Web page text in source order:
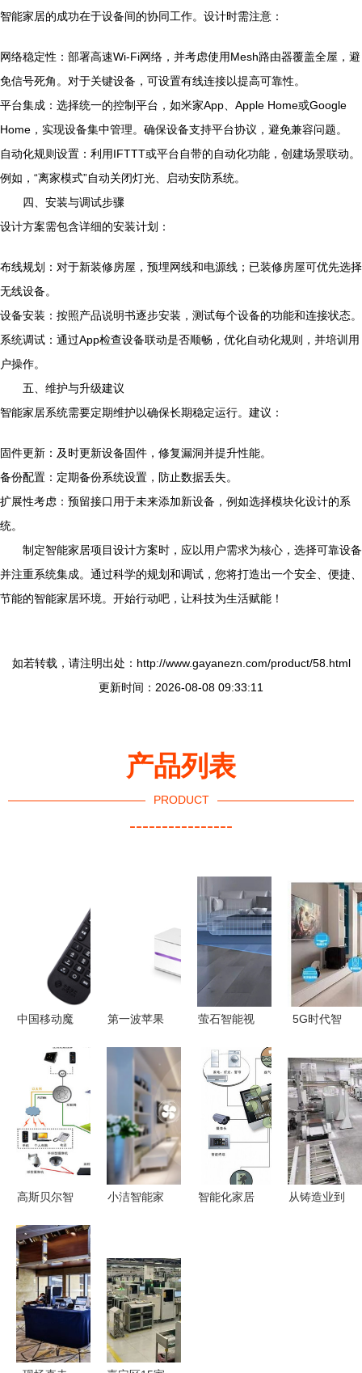
智能家居的成功在于设备间的协同工作。设计时需注意：
网络稳定性：部署高速Wi-Fi网络，并考虑使用Mesh路由器覆盖全屋，避
免信号死角。对于关键设备，可设置有线连接以提高可靠性。
平台集成：选择统一的控制平台，如米家App、Apple Home或Google
Home，实现设备集中管理。确保设备支持平台协议，避免兼容问题。
自动化规则设置：利用IFTTT或平台自带的自动化功能，创建场景联动。
例如，“离家模式”自动关闭灯光、启动安防系统。
四、安装与调试步骤
设计方案需包含详细的安装计划：
布线规划：对于新装修房屋，预埋网线和电源线；已装修房屋可优先选择
无线设备。
设备安装：按照产品说明书逐步安装，测试每个设备的功能和连接状态。
系统调试：通过App检查设备联动是否顺畅，优化自动化规则，并培训用
户操作。
五、维护与升级建议
智能家居系统需要定期维护以确保长期稳定运行。建议：
固件更新：及时更新设备固件，修复漏洞并提升性能。
备份配置：定期备份系统设置，防止数据丢失。
扩展性考虑：预留接口用于未来添加新设备，例如选择模块化设计的系
统。
制定智能家居项目设计方案时，应以用户需求为核心，选择可靠设备
并注重系统集成。通过科学的规划和调试，您将打造出一个安全、便捷、
节能的智能家居环境。开始行动吧，让科技为生活赋能！
如若转载，请注明出处：http://www.gayanezn.com/product/58.html
更新时间：2026-08-08 09:33:11
产品列表
PRODUCT
----------------
中国移动魔
顶盒
CM201-2
连接4K视
界，开启智
能生活新篇
章
第一波苹果
能家居产品
来袭 开启
智能生活新
篇章
萤石智能视
人RS1荣
膺“红星奖”
以卓越设计
引领智能清
洁新体验
5G时代智
革 从连接
到无感智能
的飞跃
高斯贝尔智
造未来生活
的智能设备
新篇章
小洁智能家
技钥匙
智能化家居
从铸造业到